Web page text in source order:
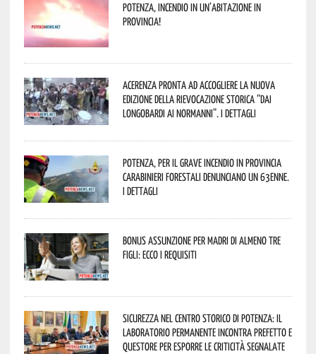
Potenza, incendio in un’abitazione in
provincia!
Acerenza pronta ad accogliere la nuova
edizione della rievocazione storica “Dai
Longobardi ai Normanni”. I dettagli
Potenza, per il grave incendio in Provincia
Carabinieri forestali denunciano un 63enne.
I dettagli
Bonus assunzione per madri di almeno tre
figli: ecco i requisiti
Sicurezza nel Centro Storico di Potenza: il
Laboratorio Permanente incontra Prefetto e
Questore per esporre le criticità segnalate